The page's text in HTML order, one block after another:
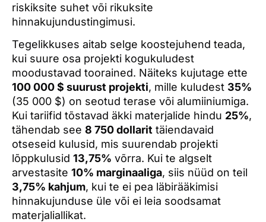
riskiksite suhet või rikuksite
hinnakujundustingimusi.
Tegelikkuses aitab selge koostejuhend teada,
kui suure osa projekti kogukuludest
moodustavad toorained. Näiteks kujutage ette
100 000 $ suurust projekti, mille kuludest 35%
(35 000 $) on seotud terase või alumiiniumiga.
Kui tariifid tõstavad äkki materjalide hindu 25%,
tähendab see 8 750 dollarit täiendavaid
otseseid kulusid, mis suurendab projekti
lõppkulusid 13,75% võrra. Kui te algselt
arvestasite 10% marginaaliga, siis nüüd on teil
3,75% kahjum, kui te ei pea läbirääkimisi
hinnakujunduse üle või ei leia soodsamat
materjaliallikat.